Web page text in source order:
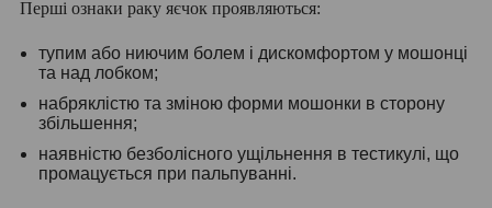
Перші ознаки раку яєчок проявляються:
тупим або ниючим болем і дискомфортом у мошонці
та над лобком;
набряклістю та зміною форми мошонки в сторону
збільшення;
наявністю безболісного ущільнення в тестикулі, що
промацується при пальпуванні.